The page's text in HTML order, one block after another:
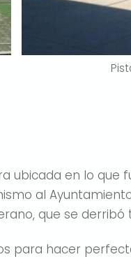
ubicada en lo
al
que se
para hacer